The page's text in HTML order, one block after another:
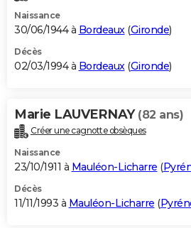
Naissance
30/06/1944 à Bordeaux(Gironde)
Décès
02/03/1994 à Bordeaux(Gironde)
Marie LAUVERNAY (82 ans)
Créer une cagnotte obsèques
Naissance
23/10/1911 à Mauléon-Licharre (
Décès
11/11/1993 à Mauléon-Licharre (